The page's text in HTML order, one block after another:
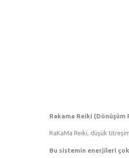
Rakama Reiki (Dönüşüm
RaKaMa Reiki, düşük
Bu sistemin enerjileri çok